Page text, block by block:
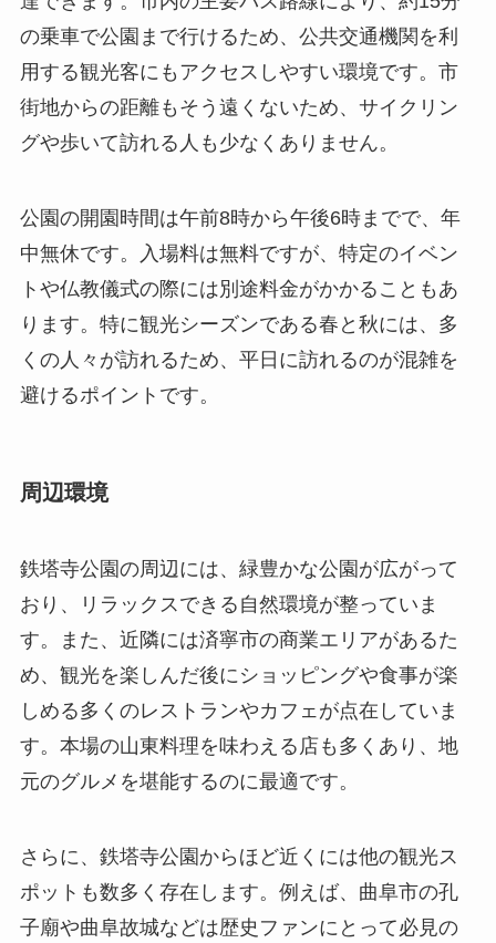
公園の開園時間は午前8時から午後6時までで、年
中無休です。入場料は無料ですが、特定のイベン
トや仏教儀式の際には別途料金がかかることもあ
ります。特に観光シーズンである春と秋には、多
避けるポイントです。
周辺環境
鉄塔寺公園の周辺には、緑豊かな公園が広がって
め、観光を楽しんだ後にショッピングや食事が楽
す。本場の山東料理を味わえる店も多くあり、地
元のグルメを堪能するのに最適です。
さらに、鉄塔寺公園からほど近くには他の観光ス
ポットも数多く存在します。例えば、曲阜市の孔
子廟や曲阜故城などは歴史ファンにとって必見の
スポットです。済寧市からは日帰り旅行で訪れる
てみるのもおすすめです。また、周辺には多くの
宿泊施設もあり、宿泊を伴う観光プランにも対応
できます。